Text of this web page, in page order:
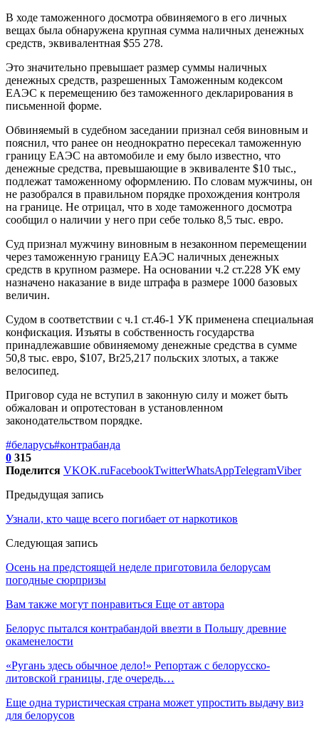
В ходе таможенного досмотра обвиняемого в его личных
вещах была обнаружена крупная сумма наличных денежных
средств, эквивалентная $55 278.
Это значительно превышает размер суммы наличных
денежных средств, разрешенных Таможенным кодексом
ЕАЭС к перемещению без таможенного декларирования в
письменной форме.
Обвиняемый в судебном заседании признал себя виновным и
пояснил, что ранее он неоднократно пересекал таможенную
границу ЕАЭС на автомобиле и ему было известно, что
денежные средства, превышающие в эквиваленте $10 тыс.,
подлежат таможенному оформлению. По словам мужчины, он
не разобрался в правильном порядке прохождения контроля
на границе. Не отрицал, что в ходе таможенного досмотра
сообщил о наличии у него при себе только 8,5 тыс. евро.
Суд признал мужчину виновным в незаконном перемещении
через таможенную границу ЕАЭС наличных денежных
средств в крупном размере. На основании ч.2 ст.228 УК ему
назначено наказание в виде штрафа в размере 1000 базовых
величин.
Судом в соответствии с ч.1 ст.46-1 УК применена специальная
конфискация. Изъяты в собственность государства
принадлежавшие обвиняемому денежные средства в сумме
50,8 тыс. евро, $107, Br25,217 польских злотых, а также
велосипед.
Приговор суда не вступил в законную силу и может быть
обжалован и опротестован в установленном
законодательством порядке.
#беларусь#контрабанда
0 315
Поделится VKOK.ruFacebookTwitterWhatsAppTelegramViber
Предыдущая запись
Узнали, кто чаще всего погибает от наркотиков
Следующая запись
Осень на предстоящей неделе приготовила белорусам
погодные сюрпризы
Вам также могут понравиться Еще от автора
Белорус пытался контрабандой ввезти в Польшу древние
окаменелости
«Ругань здесь обычное дело!» Репортаж с белорусско-
литовской границы, где очередь…
Еще одна туристическая страна может упростить выдачу виз
для белорусов